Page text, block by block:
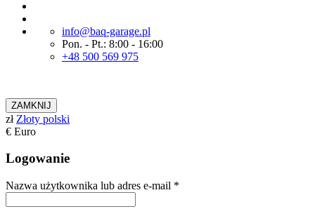
info@baq-garage.pl
Pon. - Pt.: 8:00 - 16:00
+48 500 569 975
ZAMKNIJ
zł Złoty polski
€ Euro
Logowanie
Nazwa użytkownika lub adres e-mail *